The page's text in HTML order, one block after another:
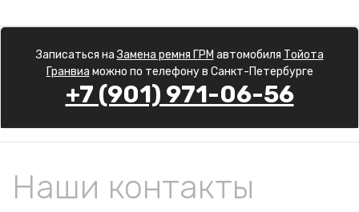
Записаться наЗамена ремня ГРМ автомобиля Тойота
Гранвиа можно по телефону в Санкт-Петербурге
+7 (901) 971-06-56
Наши контакты